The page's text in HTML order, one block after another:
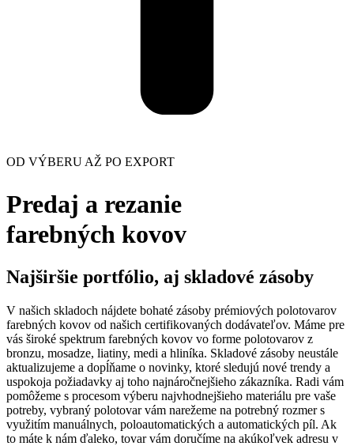
OD VÝBERU AŽ PO EXPORT
Predaj a rezanie
farebných kovov
Najširšie portfólio, aj skladové zásoby
V našich skladoch nájdete bohaté zásoby prémiových polotovarov
farebných kovov od našich certifikovaných dodávateľov. Máme pre
vás široké spektrum farebných kovov vo forme polotovarov z
bronzu, mosadze, liatiny, medi a hliníka. Skladové zásoby neustále
aktualizujeme a dopĺňame o novinky, ktoré sledujú nové trendy a
uspokoja požiadavky aj toho najnáročnejšieho zákazníka. Radi vám
pomôžeme s procesom výberu najvhodnejšieho materiálu pre vaše
potreby, vybraný polotovar vám narežeme na potrebný rozmer s
využitím manuálnych, poloautomatických a automatických píl. Ak
to máte k nám ďaleko, tovar vám doručíme na akúkoľvek adresu v